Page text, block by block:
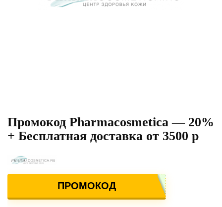
Промокод Pharmacosmetica — 20%
+ Бесплатная доставка от 3500 р
ПРОМОКОД